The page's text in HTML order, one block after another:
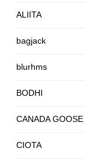
ALIITA
bagjack
blurhms
BODHI
CANADA GOOSE
CIOTA